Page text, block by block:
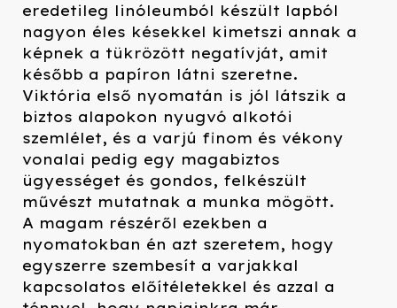
eredetileg linóleumból készült lapból
nagyon éles késekkel kimetszi annak a
képnek a tükrözött negatívját, amit
később a papíron látni szeretne.
Viktória első nyomatán is jól látszik a
biztos alapokon nyugvó alkotói
szemlélet, és a varjú finom és vékony
vonalai pedig egy magabiztos
ügyességet és gondos, felkészült
művészt mutatnak a munka mögött.
A magam részéről ezekben a
nyomatokban én azt szeretem, hogy
egyszerre szembesít a varjakkal
kapcsolatos előítéletekkel és azzal a